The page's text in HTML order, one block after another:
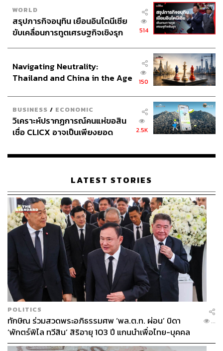
ที่สำคัญ ทั้งสีจิ้นผิงและปูตินยังได้สานฝันร่วมกันในระยะยาว
เพื่อร่วมมือกันคานอำนาจและอิทธิพลของสหรัฐฯ ผ่านความ
ร่วมมือในกลุ่ม SCO และกลุ่ม BRICS ที่ทวีความสำคัญมาก
ภาพ:Contributor / Getty Images
Russia
Xi Jinping
Opinion
ความสัมพันธ์สหรัฐฯ-จีน
ความสัมพันธ์สหรัฐฯ-รัสเซีย
ความสัมพันธ์จีน-รัสเซีย
Vladimir Putin
Trump 2.0
1.6K
ABOUT THE AUTHOR
รองศาสตราจารย์ ดร.อักษรศรี พานิช
สาส์น
รองศาสตราจารย์ ดร.อักษรศรี พานิชสาส์น
อาจารย์ประจำคณะเศรษฐศาสตร์
มหาวิทยาลัยธรรมศาสตร์ อดีตผู้อำนวยการ
คณะกรรมการวิจัยแห่งชาติ ผู้เขียนหนังสือ
โมเดลเศรษฐกิจสีจิ้นผิง : Xinomics
WORLD
สรุปภารกิจอนุทิน เยือนอินโดนีเซีย
ขับเคลื่อนการทูตเศรษฐกิจเชิงรุก
514
Navigating Neutrality:
Thailand and China in the Age
150
BUSINESS / ECONOMIC
วิเคราะห์ปรากฏการณ์คนแห่ขอสิน
เชื่อ CLICX อาจเป็นเพียงยอด
เรือนไทยที่ถูกซุกไว้
2.5K
LATEST STORIES
POLITICS
ทักษิณ ร่วมสวดพระอภิธรรมศพ ‘พล.ต.ท. ผ่อน’ บิดา
‘พักตร์พิไล ทวีสิน’ สิริอายุ 103 ปี แกนนำเพื่อไทย-บุคคล
หลากวงการร่วมอาลัย
...